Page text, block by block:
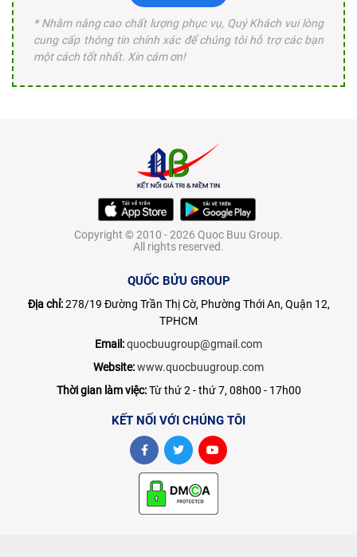
* Nhằm nâng cao chất lượng phục vụ, Quý Khách vui lòng
cung cấp thông tin chính xác để chúng tôi hỗ trợ các bạn
một cách tốt nhất. Xin cám ơn!
Copyright © 2010 - 2026 Quoc Buu Group.
All rights reserved.
QUỐC BỬU GROUP
Địa chỉ:278/19 Đường Trần Thị Cờ, Phường Thới An, Quận 12,
TPHCM
Email:quocbuugroup@gmail.com
Website:www.quocbuugroup.com
Thời gian làm việc:Từ thứ 2 - thứ 7, 08h00 - 17h00
KẾT NỐI VỚI CHÚNG TÔI